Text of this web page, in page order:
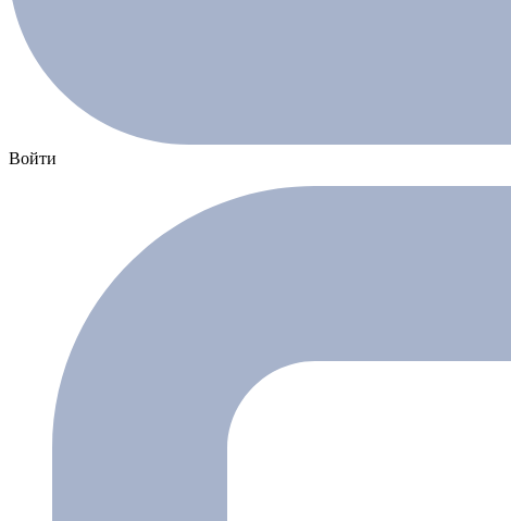
Войти